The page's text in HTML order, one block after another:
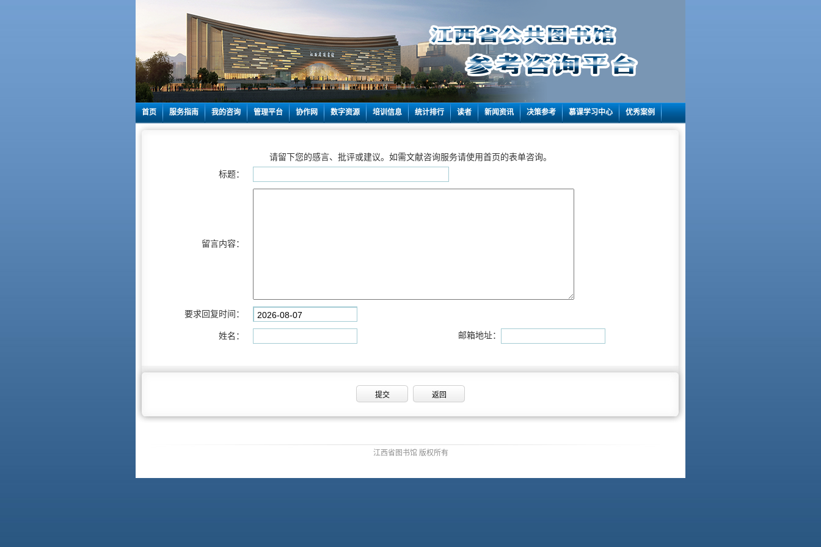
首页 服务指南 我的咨询 管理平台 协作网 数字资源 培训信息 统计排行 读者 新闻资讯 决策参考 慕课学习中心 优秀案例
请留下您的感言、批评或建议。如需文献咨询服务请使用首页的表单咨询。
标题：
留言内容：
要求回复时间：
姓名： 邮箱地址：
江西省图书馆 版权所有